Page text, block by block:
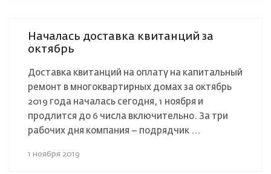
Началась доставка квитанций за
октябрь
Доставка квитанций на оплату на капитальный
ремонт в многоквартирных домах за октябрь
2019 года началась сегодня, 1 ноября и
продлится до 6 числа включительно. За три
рабочих дня компания – подрядчик ...
1 ноября 2019